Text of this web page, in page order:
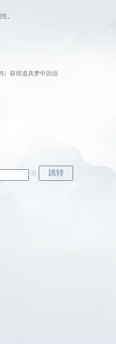
。
）获得道具梦中回信
页 跳转